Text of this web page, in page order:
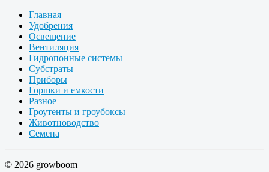
Главная
Удобрения
Освещение
Вентиляция
Гидропонные системы
Субстраты
Приборы
Горшки и емкости
Разное
Гроутенты и гроубоксы
Животноводство
Семена
© 2026 growboom